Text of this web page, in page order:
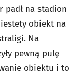
padł na stadion
obiekt na
Na
pewną pulę
obiektu i to